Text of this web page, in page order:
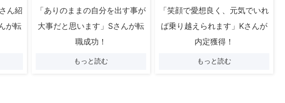
ん紹
が転
「ありのままの自分を出す事が
大事だと思います」Sさんが転
職成功！
もっと読む
「笑顔で愛想良く、元気でいれ
ば乗り越えられます」Kさんが
内定獲得！
もっと読む